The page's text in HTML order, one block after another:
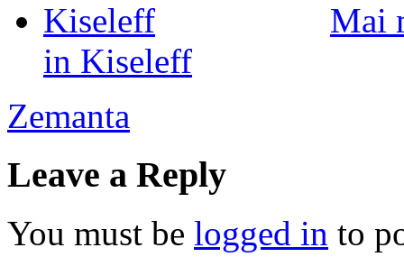
Mai
in Kiseleff
Zemanta
Leave a Reply
You must be logged in to